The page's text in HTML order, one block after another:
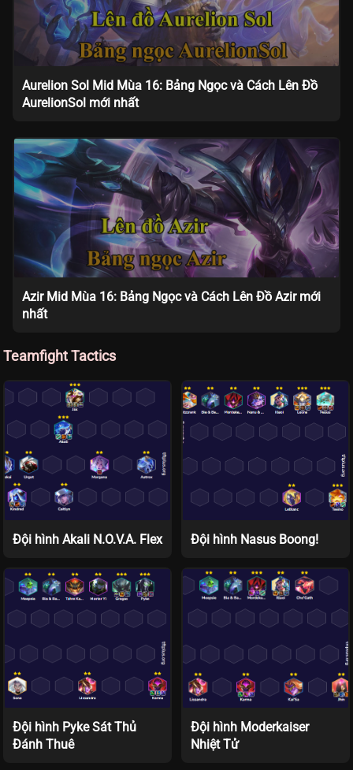
Aurelion Sol Mid Mùa 16: Bảng Ngọc và Cách Lên Đồ
AurelionSol mới nhất
Azir Mid Mùa 16: Bảng Ngọc và Cách Lên Đồ Azir mới
nhất
Teamfight Tactics
Đội hình Akali N.O.V.A. Flex Đội hình Nasus Boong!
Đội hình Pyke Sát Thủ
Đánh Thuê
Đội hình Moderkaiser
Nhiệt Tử